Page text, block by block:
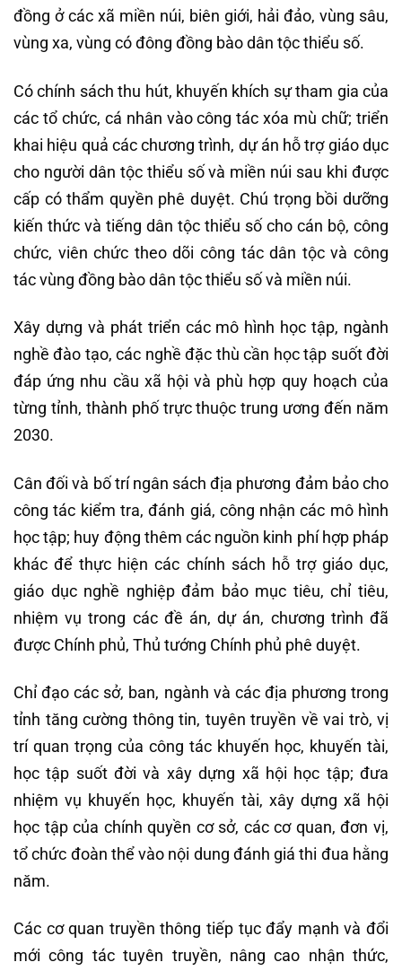
đồng ở các xã miền núi, biên giới, hải đảo, vùng sâu,
vùng xa, vùng có đông đồng bào dân tộc thiểu số.
Có chính sách thu hút, khuyến khích sự tham gia của
các tổ chức, cá nhân vào công tác xóa mù chữ; triển
khai hiệu quả các chương trình, dự án hỗ trợ giáo dục
cho người dân tộc thiểu số và miền núi sau khi được
cấp có thẩm quyền phê duyệt. Chú trọng bồi dưỡng
kiến thức và tiếng dân tộc thiểu số cho cán bộ, công
chức, viên chức theo dõi công tác dân tộc và công
tác vùng đồng bào dân tộc thiểu số và miền núi.
Xây dựng và phát triển các mô hình học tập, ngành
nghề đào tạo, các nghề đặc thù cần học tập suốt đời
đáp ứng nhu cầu xã hội và phù hợp quy hoạch của
từng tỉnh, thành phố trực thuộc trung ương đến năm
2030.
Cân đối và bố trí ngân sách địa phương đảm bảo cho
công tác kiểm tra, đánh giá, công nhận các mô hình
học tập; huy động thêm các nguồn kinh phí hợp pháp
khác để thực hiện các chính sách hỗ trợ giáo dục,
giáo dục nghề nghiệp đảm bảo mục tiêu, chỉ tiêu,
nhiệm vụ trong các đề án, dự án, chương trình đã
được Chính phủ, Thủ tướng Chính phủ phê duyệt.
Chỉ đạo các sở, ban, ngành và các địa phương trong
tỉnh tăng cường thông tin, tuyên truyền về vai trò, vị
trí quan trọng của công tác khuyến học, khuyến tài,
học tập suốt đời và xây dựng xã hội học tập; đưa
nhiệm vụ khuyến học, khuyến tài, xây dựng xã hội
học tập của chính quyền cơ sở, các cơ quan, đơn vị,
tổ chức đoàn thể vào nội dung đánh giá thi đua hằng
năm.
Các cơ quan truyền thông tiếp tục đẩy mạnh và đổi
mới công tác tuyên truyền, nâng cao nhận thức,